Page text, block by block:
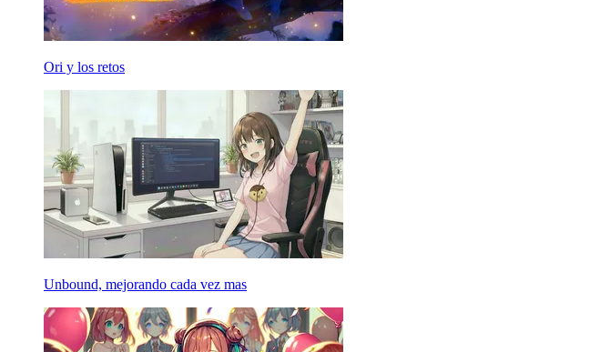
Ori y los retos
Unbound, mejorando cada vez mas